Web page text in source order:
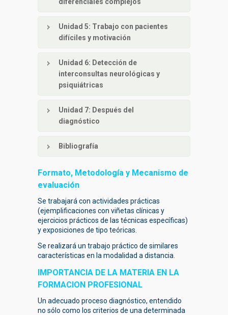
Unidad 5: Trabajo con pacientes
difíciles y motivación
Unidad 6: Detección de
interconsultas neurológicas y
psiquiátricas
Unidad 7: Después del
diagnóstico
Bibliografía
Formato, Metodología y Mecanismo de
evaluación
Se trabajará con actividades prácticas
(ejemplificaciones con viñetas clínicas y
ejercicios prácticos de las técnicas específicas)
y exposiciones de tipo teóricas.
Se realizará un trabajo práctico de similares
características en la modalidad a distancia.
IMPORTANCIA DE LA MATERIA EN LA
FORMACION PROFESIONAL
Un adecuado proceso diagnóstico, entendido
no sólo como los criterios de una determinada